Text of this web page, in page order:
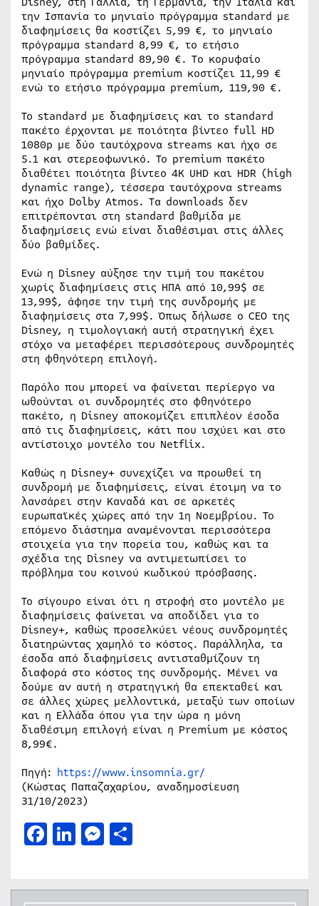
την Ισπανία το μηνιαίο πρόγραμμα standard με
διαφημίσεις θα κοστίζει 5,99 €, το μηνιαίο
πρόγραμμα standard 8,99 €, το ετήσιο
πρόγραμμα standard 89,90 €. To κορυφαίο
μηνιαίο πρόγραμμα premium κοστίζει 11,99 €
ενώ το ετήσιο πρόγραμμα premium, 119,90 €.
Το standard με διαφημίσεις και το standard
πακέτο έρχονται με ποιότητα βίντεο full HD
1080p με δύο ταυτόχρονα streams και ήχο σε
5.1 και στερεοφωνικό. Το premium πακέτο
διαθέτει ποιότητα βίντεο 4K UHD και HDR (high
dynamic range), τέσσερα ταυτόχρονα streams
και ήχο Dolby Atmos. Τα downloads δεν
επιτρέπονται στη standard βαθμίδα με
διαφημίσεις ενώ είναι διαθέσιμαι στις άλλες
δύο βαθμίδες.
Ενώ η Disney αύξησε την τιμή του πακέτου
χωρίς διαφημίσεις στις ΗΠΑ από 10,99$ σε
13,99$, άφησε την τιμή της συνδρομής με
διαφημίσεις στα 7,99$. Όπως δήλωσε ο CEO της
Disney, η τιμολογιακή αυτή στρατηγική έχει
στόχο να μεταφέρει περισσότερους συνδρομητές
στη φθηνότερη επιλογή.
Παρόλο που μπορεί να φαίνεται περίεργο να
ωθούνται οι συνδρομητές στο φθηνότερο
πακέτο, η Disney αποκομίζει επιπλέον έσοδα
από τις διαφημίσεις, κάτι που ισχύει και στο
αντίστοιχο μοντέλο του Netflix.
Καθώς η Disney+ συνεχίζει να προωθεί τη
συνδρομή με διαφημίσεις, είναι έτοιμη να το
λανσάρει στην Καναδά και σε αρκετές
ευρωπαϊκές χώρες από την 1η Νοεμβρίου. Το
επόμενο διάστημα αναμένονται περισσότερα
στοιχεία για την πορεία του, καθώς και τα
σχέδια της Disney να αντιμετωπίσει το
πρόβλημα του κοινού κωδικού πρόσβασης.
Το σίγουρο είναι ότι η στροφή στο μοντέλο με
διαφημίσεις φαίνεται να αποδίδει για το
Disney+, καθώς προσελκύει νέους συνδρομητές
διατηρώντας χαμηλό το κόστος. Παράλληλα, τα
έσοδα από διαφημίσεις αντισταθμίζουν τη
διαφορά στο κόστος της συνδρομής. Μένει να
δούμε αν αυτή η στρατηγική θα επεκταθεί και
σε άλλες χώρες μελλοντικά, μεταξύ των οποίων
και η Ελλάδα όπου για την ώρα η μόνη
διαθέσιμη επιλογή είναι η Premium με κόστος
8,99€.
Πηγή: https://www.insomnia.gr/
(Κώστας Παπαζαχαρίου, αναδημοσίευση
31/10/2023)
Facebook
LinkedIn
Messenger